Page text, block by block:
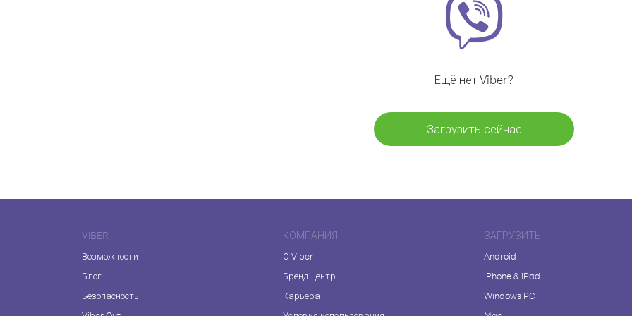
Ещё нет Viber?
Загрузить сейчас
VIBER
Возможности
Блог
Безопасность
КОМПАНИЯ
О Viber
Бренд-центр
Карьера
ЗАГРУЗИТЬ
Android
iPhone & iPad
Windows PC